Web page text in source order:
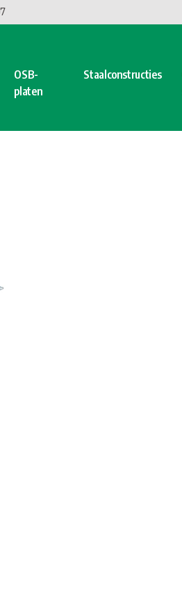
OSB-
platen
Staalconstructies